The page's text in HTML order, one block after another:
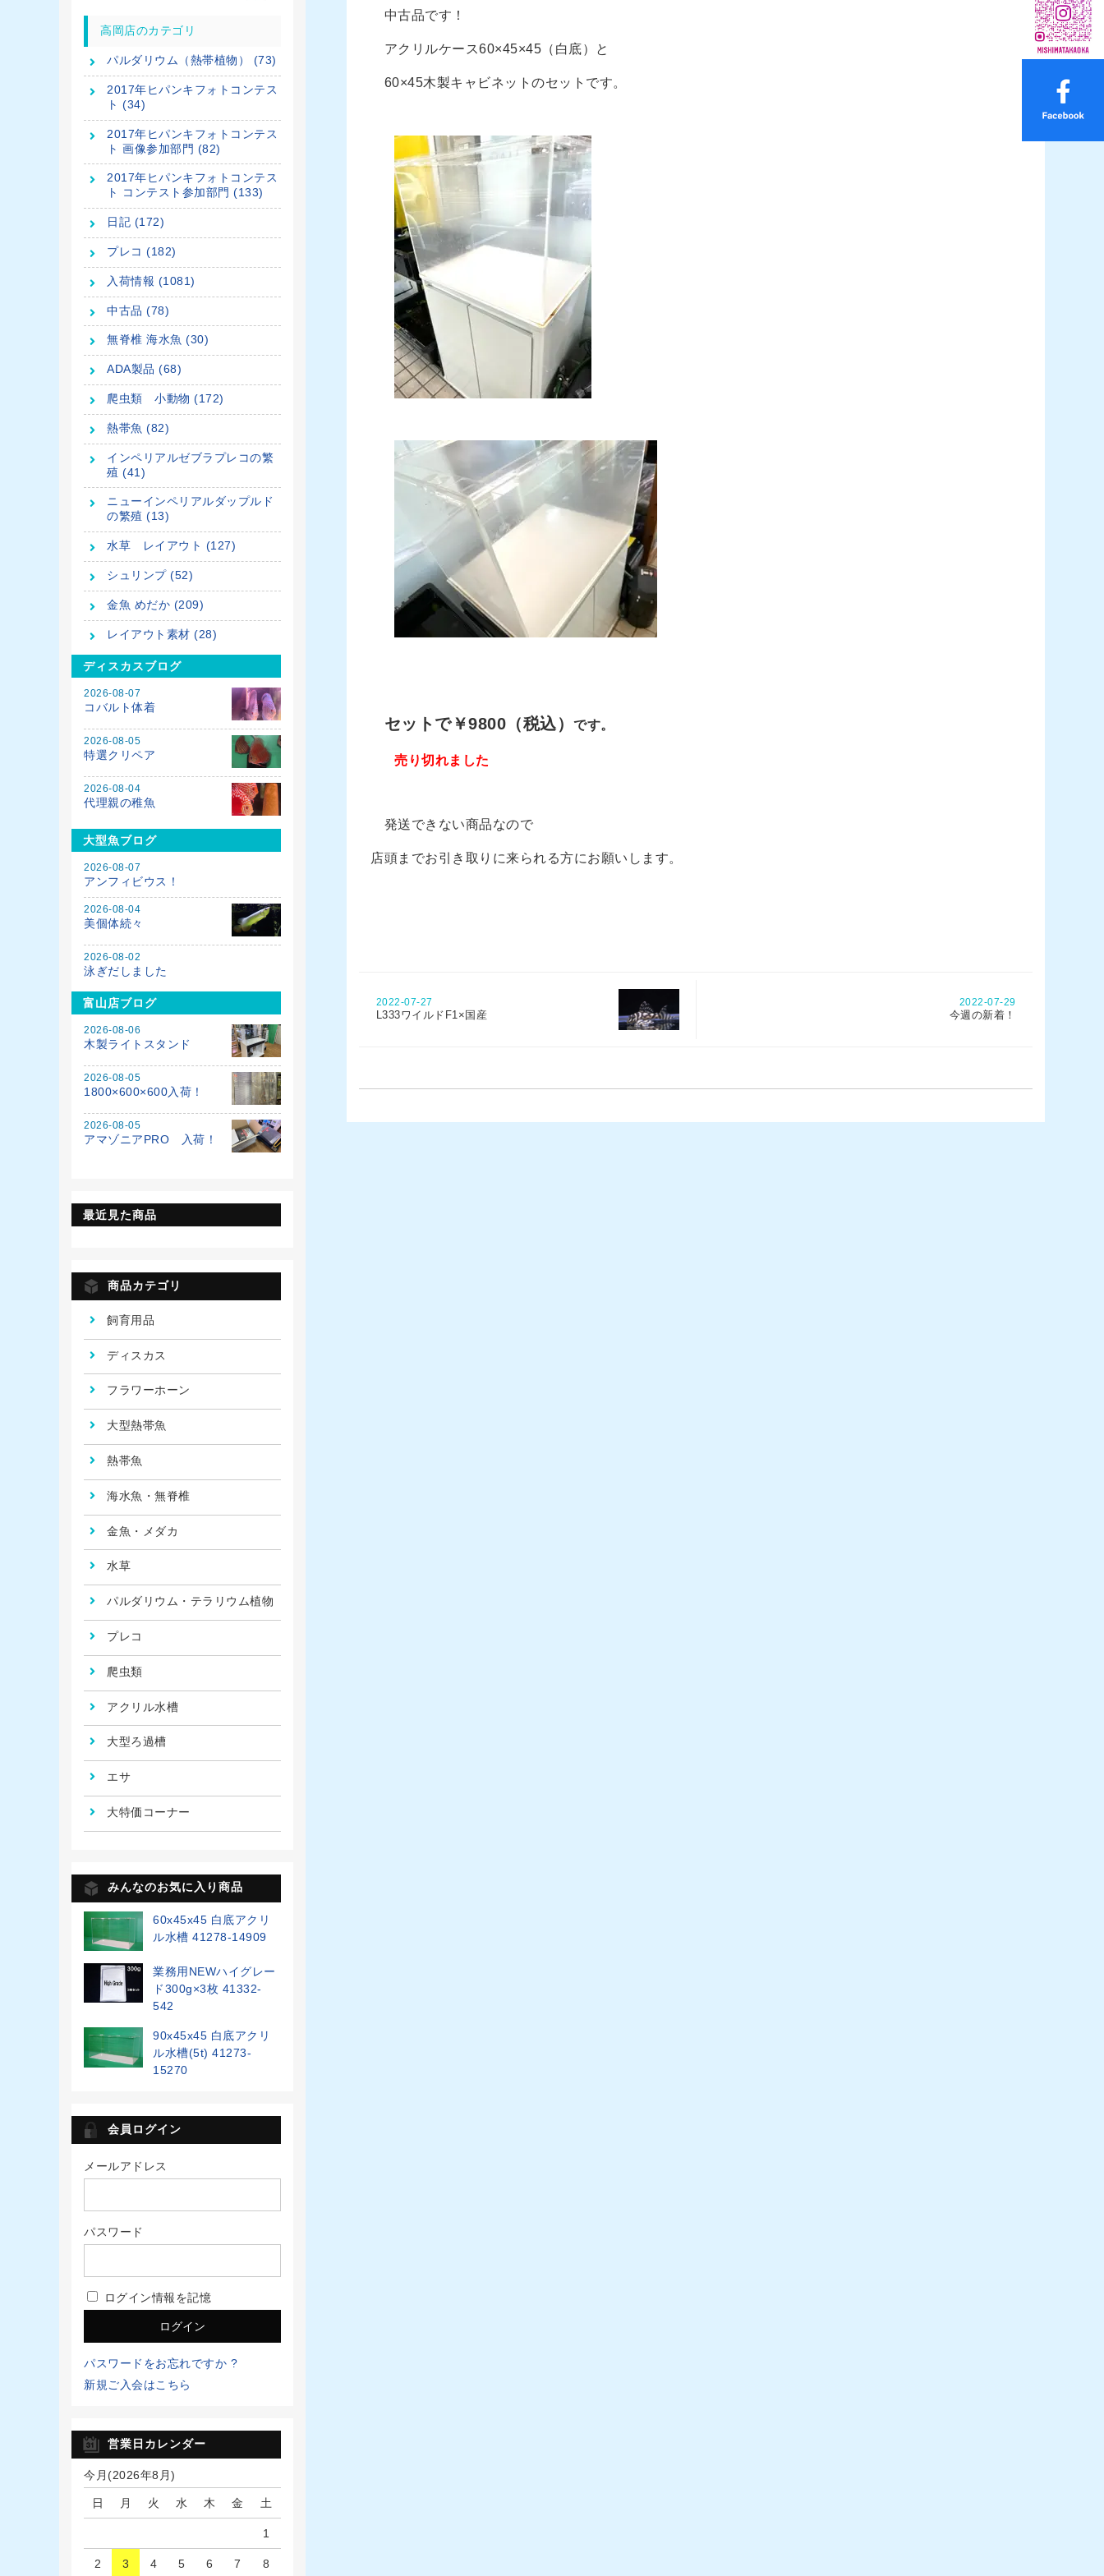
中古品です！
アクリルケース60×45×45（白底）と
60×45木製キャビネットのセットです。
セットで￥9800（税込） です。
売り切れました
発送できない商品なので
店頭までお引き取りに来られる方にお願いします。
2022-07-27
L333ワイルドF1×国産
2022-07-29
今週の新着！
高岡店のカテゴリ
パルダリウム（熱帯植物） (73)
2017年ヒパンキフォトコンテス
ト (34)
2017年ヒパンキフォトコンテス
ト 画像参加部門 (82)
2017年ヒパンキフォトコンテス
ト コンテスト参加部門 (133)
日記 (172)
プレコ (182)
入荷情報 (1081)
中古品 (78)
無脊椎 海水魚 (30)
ADA製品 (68)
爬虫類 小動物 (172)
熱帯魚 (82)
インペリアルゼブラプレコの繁
殖 (41)
ニューインペリアルダップルド
の繁殖 (13)
水草 レイアウト (127)
シュリンプ (52)
金魚 めだか (209)
レイアウト素材 (28)
ディスカスブログ
2026-08-07
コバルト体着
2026-08-05
特選クリペア
2026-08-04
代理親の稚魚
大型魚ブログ
2026-08-07
アンフィビウス！
2026-08-04
美個体続々
2026-08-02
泳ぎだしました
富山店ブログ
2026-08-06
木製ライトスタンド
2026-08-05
1800×600×600入荷！
2026-08-05
アマゾニアPRO 入荷！
最近見た商品
商品カテゴリ
飼育用品
ディスカス
フラワーホーン
大型熱帯魚
熱帯魚
海水魚・無脊椎
金魚・メダカ
水草
パルダリウム・テラリウム植物
プレコ
爬虫類
アクリル水槽
大型ろ過槽
エサ
大特価コーナー
みんなのお気に入り商品
60x45x45 白底アクリ
ル水槽 41278-14909
業務用NEWハイグレー
ド300g×3枚 41332-
542
90x45x45 白底アクリ
ル水槽(5t) 41273-
15270
会員ログイン
メールアドレス
パスワード
ログイン情報を記憶
パスワードをお忘れですか ?
新規ご入会はこちら
営業日カレンダー
今月(2026年8月)
日 月 火 水 木 金 土
1
2 3 4 5 6 7 8